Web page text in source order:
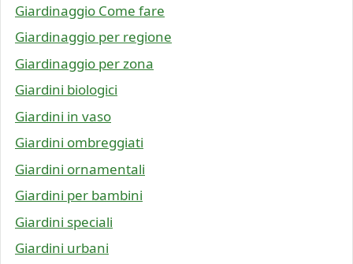
Giardinaggio Come fare
Giardinaggio per regione
Giardinaggio per zona
Giardini biologici
Giardini in vaso
Giardini ombreggiati
Giardini ornamentali
Giardini per bambini
Giardini speciali
Giardini urbani